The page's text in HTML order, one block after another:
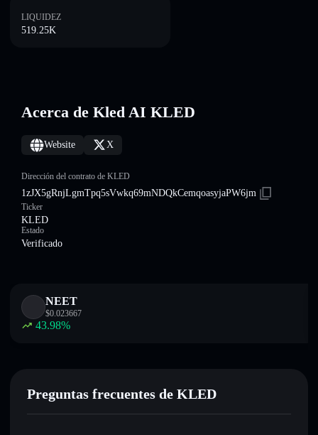
LIQUIDEZ
519.25K
Acerca de Kled AI KLED
Website X
Dirección del contrato de KLED
1zJX5gRnjLgmTpq5sVwkq69mNDQkCemqoasyjaPW6jm
Ticker
KLED
Estado
Verificado
NEET
$0.023667
43.98%
Preguntas frecuentes de KLED